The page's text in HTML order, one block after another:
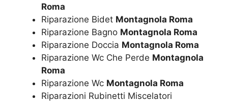
Roma
Riparazione Bidet Montagnola Roma
Riparazione Bagno Montagnola Roma
Riparazione Doccia Montagnola Roma
Riparazione Wc Che Perde Montagnola
Roma
Riparazione Wc Montagnola Roma
Riparazioni Rubinetti Miscelatori